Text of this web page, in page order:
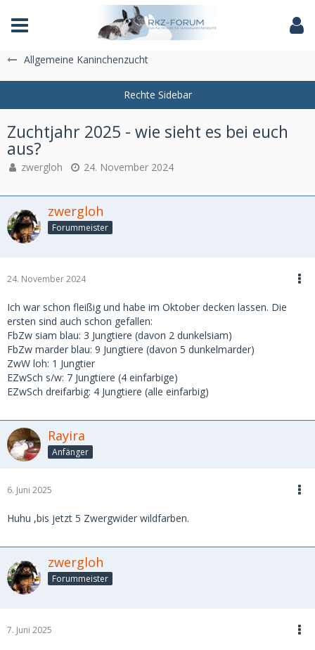
Das Fachforum der Rassekaninchenzucht
Allgemeine Kaninchenzucht
Zuchtjahr 2025 - wie sieht es bei euch
aus?
zwergloh 24. November 2024
zwergloh
Forummeister
24. November 2024
Ich war schon fleißig und habe im Oktober decken lassen. Die
ersten sind auch schon gefallen:
FbZw siam blau: 3 Jungtiere (davon 2 dunkelsiam)
FbZw marder blau: 9 Jungtiere (davon 5 dunkelmarder)
ZwW loh: 1 Jungtier
EZwSch s/w: 7 Jungtiere (4 einfarbige)
EZwSch dreifarbig: 4 Jungtiere (alle einfarbig)
Rayira
Anfänger
6. Juni 2025
Huhu ,bis jetzt 5 Zwergwider wildfarben.
zwergloh
Forummeister
7. Juni 2025